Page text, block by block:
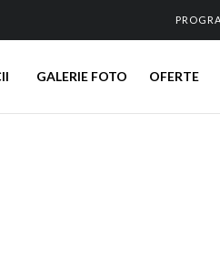
GALERIE FOTO OFERTE